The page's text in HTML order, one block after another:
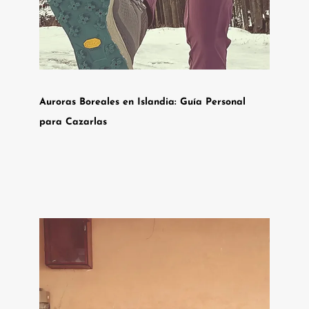
Auroras Boreales en Islandia: Guía Personal
para Cazarlas